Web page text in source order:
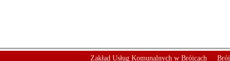
Zakład Usług Komunalnych w Brójcach